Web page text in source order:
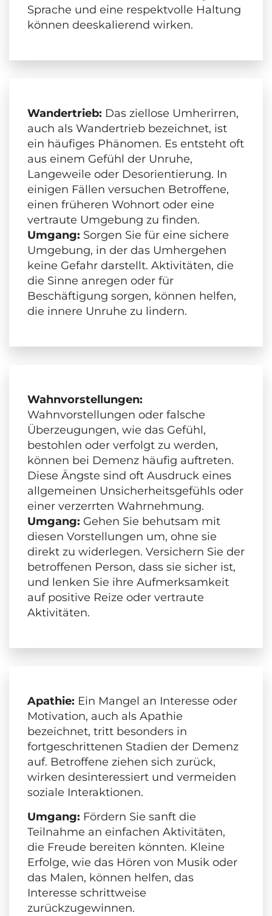
Sprache und eine respektvolle Haltung
können deeskalierend wirken.
Wandertrieb: Das ziellose Umherirren,
auch als Wandertrieb bezeichnet, ist
ein häufiges Phänomen. Es entsteht oft
aus einem Gefühl der Unruhe,
Langeweile oder Desorientierung. In
einigen Fällen versuchen Betroffene,
einen früheren Wohnort oder eine
vertraute Umgebung zu finden.
Umgang: Sorgen Sie für eine sichere
Umgebung, in der das Umhergehen
keine Gefahr darstellt. Aktivitäten, die
die Sinne anregen oder für
Beschäftigung sorgen, können helfen,
die innere Unruhe zu lindern.
Wahnvorstellungen:
Wahnvorstellungen oder falsche
Überzeugungen, wie das Gefühl,
bestohlen oder verfolgt zu werden,
können bei Demenz häufig auftreten.
Diese Ängste sind oft Ausdruck eines
allgemeinen Unsicherheitsgefühls oder
einer verzerrten Wahrnehmung.
Umgang: Gehen Sie behutsam mit
diesen Vorstellungen um, ohne sie
direkt zu widerlegen. Versichern Sie der
betroffenen Person, dass sie sicher ist,
und lenken Sie ihre Aufmerksamkeit
auf positive Reize oder vertraute
Aktivitäten.
Apathie: Ein Mangel an Interesse oder
Motivation, auch als Apathie
bezeichnet, tritt besonders in
fortgeschrittenen Stadien der Demenz
auf. Betroffene ziehen sich zurück,
wirken desinteressiert und vermeiden
soziale Interaktionen.
Umgang: Fördern Sie sanft die
Teilnahme an einfachen Aktivitäten,
die Freude bereiten könnten. Kleine
Erfolge, wie das Hören von Musik oder
das Malen, können helfen, das
Interesse schrittweise
zurückzugewinnen.